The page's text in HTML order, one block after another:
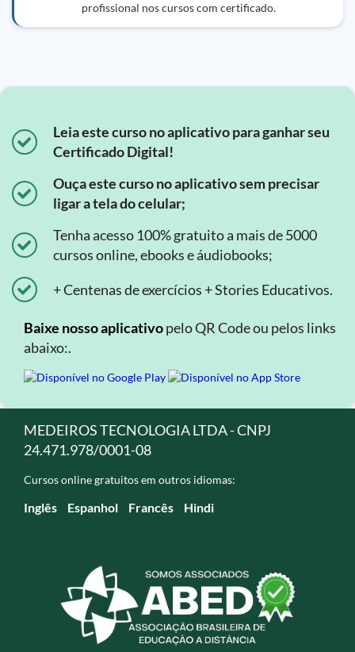
profissional nos cursos com certificado.
Leia este curso no aplicativo para ganhar seu
Certificado Digital!
Ouça este curso no aplicativo sem precisar
ligar a tela do celular;
Tenha acesso 100% gratuito a mais de 5000
cursos online, ebooks e áudiobooks;
+ Centenas de exercícios + Stories Educativos.
Baixe nosso aplicativopelo QR Code ou pelos links
abaixo:.
MEDEIROS TECNOLOGIA LTDA - CNPJ
24.471.978/0001-08
Cursos online gratuitos em outros idiomas:
Inglês Espanhol Francês Hindi